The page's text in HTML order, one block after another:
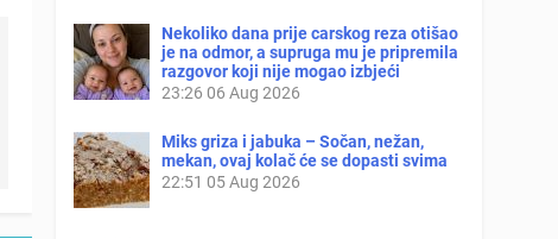
Nekoliko dana prije carskog reza otišao
je na odmor, a supruga mu je pripremila
razgovor koji nije mogao izbjeći
23:26 06 Aug 2026
Miks griza i jabuka – Sočan, nežan,
mekan, ovaj kolač će se dopasti svima
22:51 05 Aug 2026